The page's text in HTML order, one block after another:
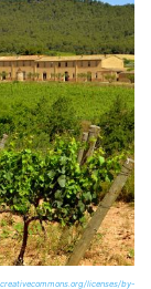
creativecommons.org/licenses/by-